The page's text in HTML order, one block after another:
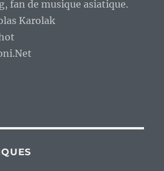
fan de musique asiatique.
Karolak